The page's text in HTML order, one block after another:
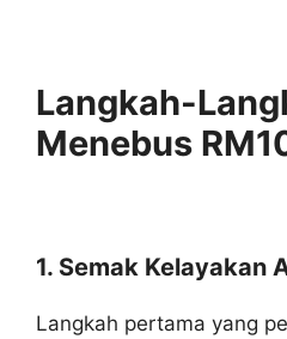
Langkah-
Menebus
1. Semak Kelayakan
Langkah pertama yang